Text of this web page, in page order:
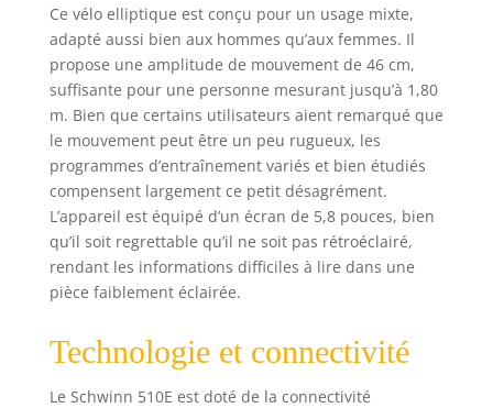
abonnement
obligatoire. SUIVI
CARDIAQUE:
Capteurs manuels
intégrés et
compatibilité avec
ceintures cardio
Bluetooth (non
incluse) pour des
zones d’effort
précises. STABILITÉ
& MOBILITÉ: Pieds
transport pour
Ce vélo elliptique est conçu pour un usage mixte,
adapté aussi bien aux hommes qu’aux femmes. Il
propose une amplitude de mouvement de 46 cm,
suffisante pour une personne mesurant jusqu’à 1,80
m. Bien que certains utilisateurs aient remarqué que
le mouvement peut être un peu rugueux, les
programmes d’entraînement variés et bien étudiés
compensent largement ce petit désagrément.
L’appareil est équipé d’un écran de 5,8 pouces, bien
qu’il soit regrettable qu’il ne soit pas rétroéclairé,
rendant les informations difficiles à lire dans une
pièce faiblement éclairée.
Technologie et connectivité
Le Schwinn 510E est doté de la connectivité